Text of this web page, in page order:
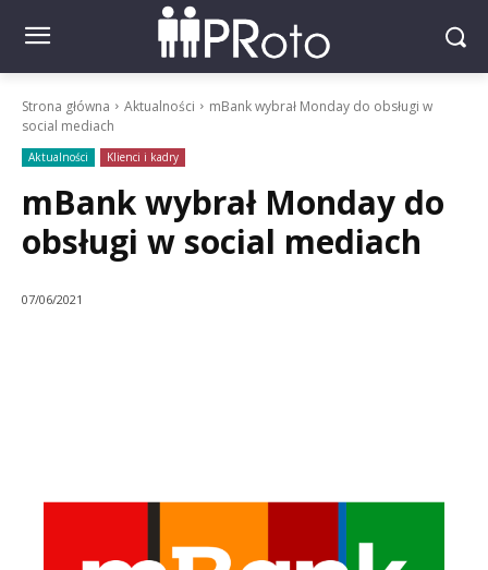
Strona główna Aktualności
mBank wybrał Monday do obsługi w
social mediach
Aktualności Klienci i kadry
mBank wybrał Monday do
obsługi w social mediach
07/06/2021